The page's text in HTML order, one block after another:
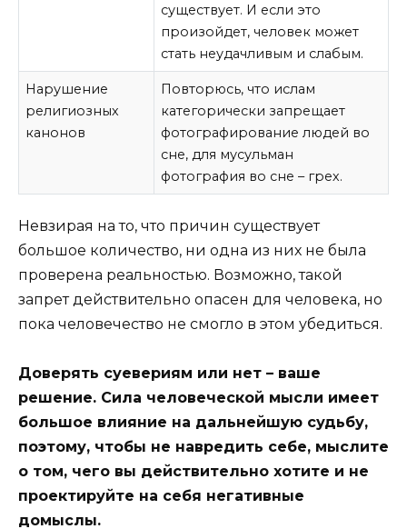
существует. И если это
произойдет, человек может
стать неудачливым и слабым.
Нарушение
религиозных
канонов
Повторюсь, что ислам
категорически запрещает
фотографирование людей во
сне, для мусульман
фотография во сне – грех.
Невзирая на то, что причин существует
большое количество, ни одна из них не была
проверена реальностью. Возможно, такой
запрет действительно опасен для человека, но
пока человечество не смогло в этом убедиться.
Доверять суевериям или нет – ваше
решение. Сила человеческой мысли имеет
большое влияние на дальнейшую судьбу,
поэтому, чтобы не навредить себе, мыслите
о том, чего вы действительно хотите и не
проектируйте на себя негативные
домыслы.